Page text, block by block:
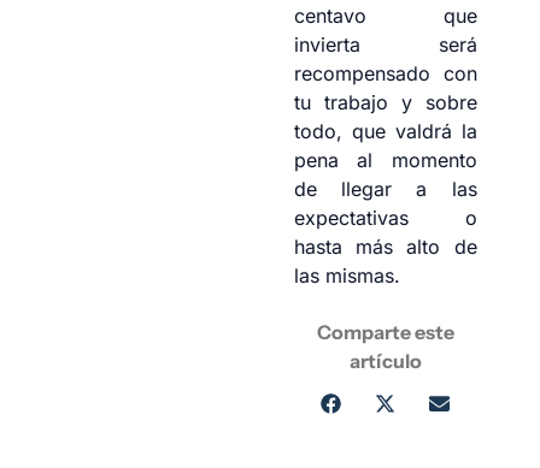
centavo que
invierta será
recompensado con
tu trabajo y sobre
todo, que valdrá la
pena al momento
de llegar a las
expectativas o
hasta más alto de
las mismas.
Comparte este
artículo